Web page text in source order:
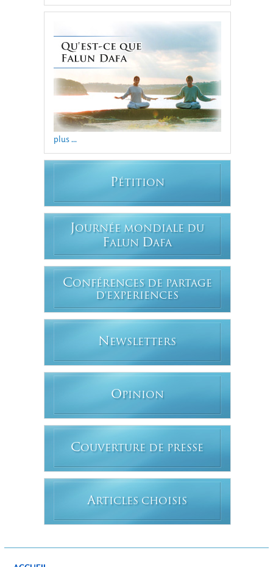
plus ...
PÉTITION
JOURNÉE MONDIALE DU
FALUN DAFA
CONFÉRENCES DE PARTAGE
D'EXPERIENCES
N EWSLETTERS
OPINION
COUVERTURE DE PRESSE
ARTICLES CHOISIS